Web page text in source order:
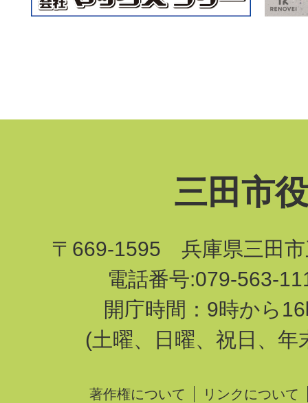
三田市
〒669-1595 兵庫県三田市
電話番号:079-563-
開庁時間：9時から
(土曜、日曜、祝日、年
著作権について
リンクについて